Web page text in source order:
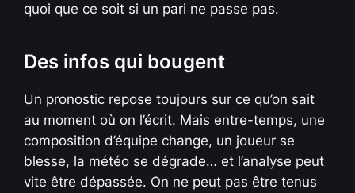
quoi que ce soit si un pari ne passe pas.
Des infos qui bougent
Un pronostic repose toujours sur ce qu’on sait
au moment où on l’écrit. Mais entre-temps, une
composition d’équipe change, un joueur se
blesse, la météo se dégrade… et l’analyse peut
vite être dépassée. On ne peut pas être tenus